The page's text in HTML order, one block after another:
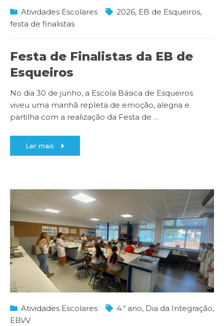
Atividades Escolares 2026, EB de Esqueiros,
festa de finalistas
Festa de Finalistas da EB de
Esqueiros
No dia 30 de junho, a Escola Básica de Esqueiros
viveu uma manhã repleta de emoção, alegria e
partilha com a realização da Festa de …
Ler mais
Atividades Escolares 4.º ano, Dia da Integração,
EBVV